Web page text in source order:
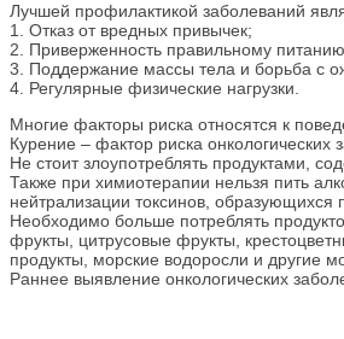
​Лучшей профилактикой заболеваний
​1. Отказ от вредных привычек;
​2. Приверженность правильному
​3. Поддержание массы тела и борьба с
​4. Регулярные физические нагрузки.
Многие факторы риска относятся к
Курение – фактор риска онкологических
​Не стоит злоупотреблять продуктами,
Также при химиотерапии нельзя пить
нейтрализации токсинов, образующихся
​Необходимо больше потреблять
фрукты, цитрусовые фрукты,
продукты, морские водоросли и другие
​Раннее выявление онкологических